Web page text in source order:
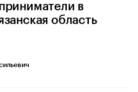
в
область